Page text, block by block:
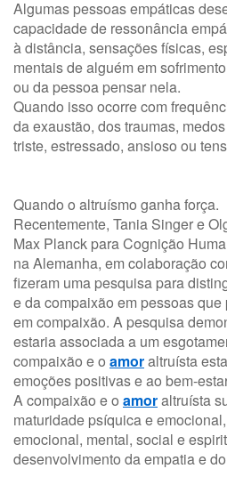
Algumas pessoas empáticas
capacidade de ressonância
à distância, sensações físicas,
mentais de alguém em
ou da pessoa pensar nela.
Quando isso ocorre com
da exaustão, dos traumas,
triste, estressado, ansioso ou
Quando o altruísmo ganha força.
Recentemente, Tania Singer e
Max Planck para Cognição
na Alemanha, em colaboração
fizeram uma pesquisa para
e da compaixão em pessoas
em compaixão. A pesquisa
estaria associada a um
compaixão e o amoraltruísta
emoções positivas e ao bem-
A compaixão e o amoraltruísta
maturidade psíquica e
emocional, mental, social e
desenvolvimento da empatia e